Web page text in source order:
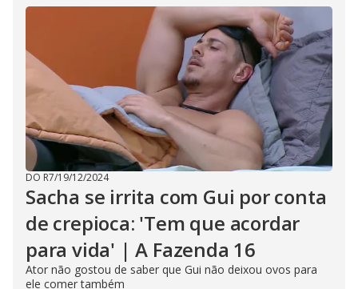
DO R7/19/12/2024
Sacha se irrita com Gui por conta
de crepioca: 'Tem que acordar
para vida' | A Fazenda 16
Ator não gostou de saber que Gui não deixou ovos para
ele comer também